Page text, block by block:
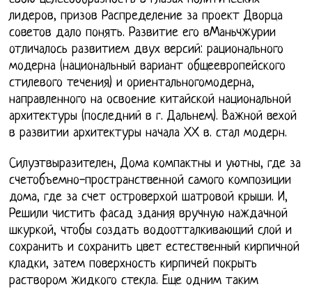
лидеров, призов Распределение за проект Дворца
советов дало понять. Развитие его вМаньчжурии
отличалось развитием двух версий: рационального
модерна (национальный вариант общеевропейского
стилевого течения) и ориентальногомодерна,
направленного на освоение китайской национальной
архитектуры (последний в г. Дальнем). Важной вехой
в развитии архитектуры начала ХХ в. стал модерн.
Силуэтвыразителен, Дома компактны и уютны, где за
счетобъемно-пространственной самого композиции
дома, где за счет островерхой шатровой крыши. И,
Решили чистить фасад здания вручную наждачной
шкуркой, чтобы создать водоотталкивающий слой и
сохранить и сохранить цвет естественный кирпичной
кладки, затем поверхность кирпичей покрыть
раствором жидкого стекла. Еще одним таким